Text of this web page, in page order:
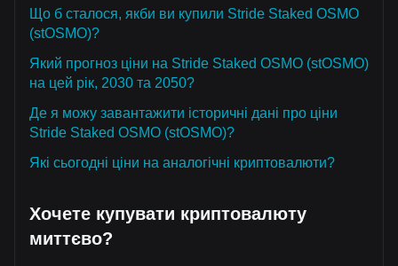
Що б сталося, якби ви купили Stride Staked OSMO
(stOSMO)?
Який прогноз ціни на Stride Staked OSMO (stOSMO)
на цей рік, 2030 та 2050?
Де я можу завантажити історичні дані про ціни
Stride Staked OSMO (stOSMO)?
Які сьогодні ціни на аналогічні криптовалюти?
Хочете купувати криптовалюту
миттєво?